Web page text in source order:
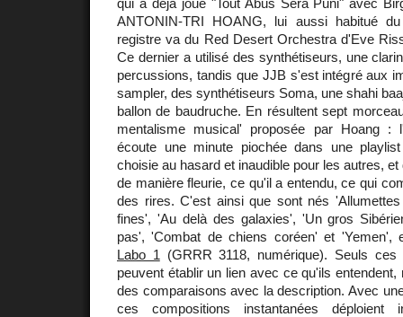
ANTONIN-TRI HOANG, lui aussi habitué
registre va du Red Desert Orchestra d'Eve
Ce dernier a utilisé des synthétiseurs, une
percussions, tandis que JJB s'est intégré aux
sampler, des synthétiseurs Soma, une shahi
ballon de baudruche. En résultent sept
mentalisme musical' proposée par Hoang :
écoute une minute piochée dans une playlist
choisie au hasard et inaudible pour les autres,
de manière fleurie, ce qu'il a entendu, ce qui
des rires. C'est ainsi que sont nés
fines', 'Au delà des galaxies', 'Un gros
pas', 'Combat de chiens coréen' et 'Yemen',
Labo 1 (GRRR 3118, numérique). Seuls ces
peuvent établir un lien avec ce qu'ils
des comparaisons avec la description. Avec
ces compositions instantanées déploient